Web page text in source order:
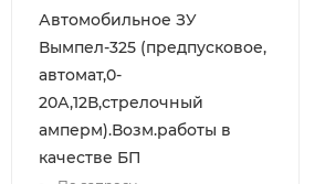
Автомобильное ЗУ
Вымпел-325 (предпусковое,
автомат,0-
20А,12В,стрелочный
амперм).Возм.работы в
качестве БП